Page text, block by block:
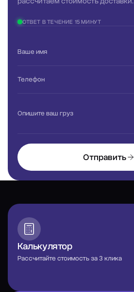
ОТВЕТ В ТЕЧЕНИЕ 15 МИНУТ
Ваше имя
Телефон
Опишите ваш груз
Отправить
Калькулятор
Рассчитайте стоимость за 3 клика